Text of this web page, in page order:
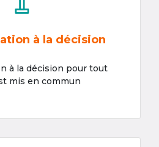
à la décision
à la décision pour tout
mis en commun